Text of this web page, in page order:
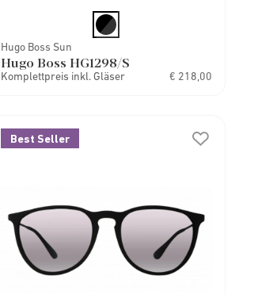
Hugo Boss Sun
Hugo Boss HG1298/S
Komplettpreis inkl. Gläser € 218,00
Best Seller